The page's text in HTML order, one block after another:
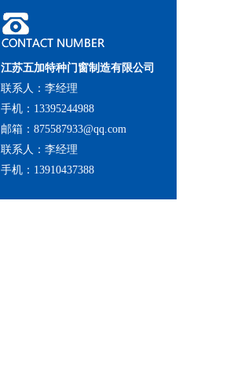
江苏五加特种门窗制造有限公司
联系人：李经理
手机：13395244988
邮箱：875587933@qq.com
联系人：李经理
手机：13910437388